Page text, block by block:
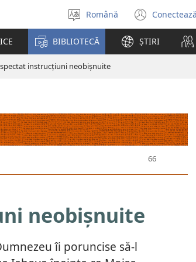
Selectaţi
limba
Română
(se
BIBLIOTECĂ ȘTIRI
instrucțiuni neobișnuite
neobișnuite
îi poruncise să-l